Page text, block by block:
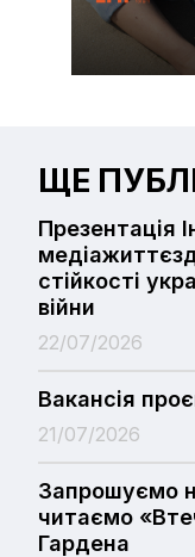
ЩЕ
Презентація
стійкості
війни
22/07/2026
Вакансія
21/07/2026
Запрошуємо
читаємо
Гардена